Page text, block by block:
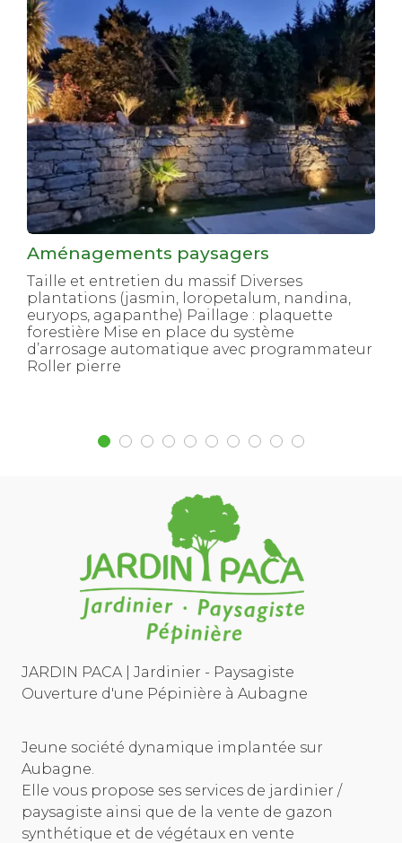
Aménagements paysagers
Taille et entretien du massif Diverses
plantations (jasmin, loropetalum, nandina,
euryops, agapanthe) Paillage : plaquette
forestière Mise en place du système
d’arrosage automatique avec programmateur
Roller pierre
JARDIN PACA | Jardinier - Paysagiste
Ouverture d'une Pépinière à Aubagne
Jeune société dynamique implantée sur
Aubagne.
Elle vous propose ses services de jardinier /
paysagiste ainsi que de la vente de gazon
synthétique et de végétaux en vente